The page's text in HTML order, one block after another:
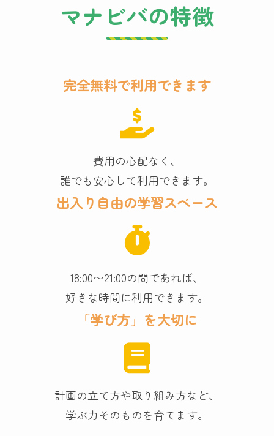
マナビバの特徴
完全無料で利用できます
費用の心配なく、
誰でも安心して利用できます。
出入り自由の学習スペース
18:00〜21:00の間であれば、
好きな時間に利用できます。
「学び方」を大切に
計画の立て方や取り組み方など、
学ぶ力そのものを育てます。